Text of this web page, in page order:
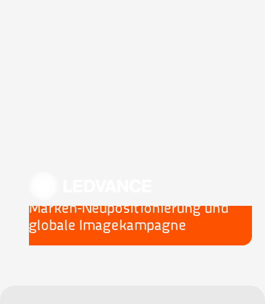
Marken-Neupositionierung und
globale Imagekampagne